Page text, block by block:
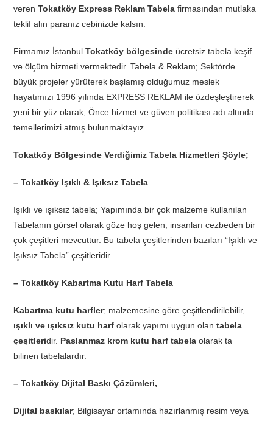
verenTokatköy Express Reklam Tabela firmasından mutlaka
teklif alın paranız cebinizde kalsın.
Firmamız İstanbulTokatköy bölgesinde ücretsiz tabela keşif
ve ölçüm hizmeti vermektedir. Tabela & Reklam; Sektörde
büyük projeler yürüterek başlamış olduğumuz meslek
hayatımızı 1996 yılında EXPRESS REKLAM ile özdeşleştirerek
yeni bir yüz olarak; Önce hizmet ve güven politikası adı altında
temellerimizi atmış bulunmaktayız.
Tokatköy Bölgesinde Verdiğimiz Tabela Hizmetleri Şöyle;
– Tokatköy Işıklı & Işıksız Tabela
Işıklı ve ışıksız tabela; Yapımında bir çok malzeme kullanılan
Tabelanın görsel olarak göze hoş gelen, insanları cezbeden bir
çok çeşitleri mevcuttur. Bu tabela çeşitlerinden bazıları “Işıklı ve
Işıksız Tabela” çeşitleridir.
– Tokatköy Kabartma Kutu Harf Tabela
Kabartma kutu harfler; malzemesine göre çeşitlendirilebilir,
ışıklı ve ışıksız kutu harf olarak yapımı uygun olantabela
çeşitleridir. Paslanmaz krom kutu harf tabela olarak ta
bilinen tabelalardır.
– Tokatköy Dijital Baskı Çözümleri,
Dijital baskılar; Bilgisayar ortamında hazırlanmış resim veya